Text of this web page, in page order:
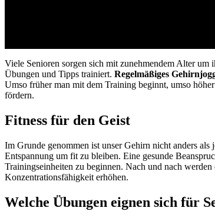
Viele Senioren sorgen sich mit zunehmendem Alter
Übungen und Tipps trainiert. Regelmäßiges
Umso früher man mit dem Training beginnt, umso
fördern.
Fitness für den Geist
Im Grunde genommen ist unser Gehirn nicht anders
Entspannung um fit zu bleiben. Eine gesunde
Trainingseinheiten zu beginnen. Nach und nach
Konzentrationsfähigkeit erhöhen.
Welche Übungen eignen sich für